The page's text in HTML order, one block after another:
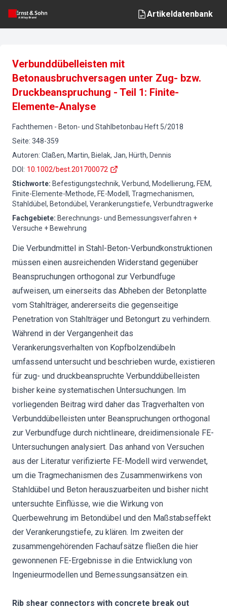
Artikeldatenbank
Verbunddübelleisten mit
Betonausbruchversagen unter Zug- bzw.
Druckbeanspruchung - Teil 1: Finite-
Elemente-Analyse
Fachthemen - Beton- und Stahlbetonbau Heft 5/2018
Seite: 348-359
Autoren: Claßen, Martin, Bielak, Jan, Hürth, Dennis
DOI : 10.1002/best.201700072
Stichworte: Befestigungstechnik, Verbund, Modellierung, FEM,
Finite-Elemente-Methode, FE-Modell, Tragmechanismen,
Stahldübel, Betondübel, Verankerungstiefe, Verbundtragwerke
Fachgebiete: Berechnungs- und Bemessungsverfahren +
Versuche + Bewehrung
Die Verbundmittel in Stahl-Beton-Verbundkonstruktionen
müssen einen ausreichenden Widerstand gegenüber
Beanspruchungen orthogonal zur Verbundfuge
aufweisen, um einerseits das Abheben der Betonplatte
vom Stahlträger, andererseits die gegenseitige
Penetration von Stahlträger und Betongurt zu verhindern.
Während in der Vergangenheit das
Verankerungsverhalten von Kopfbolzendübeln
umfassend untersucht und beschrieben wurde, existieren
für zug- und druckbeanspruchte Verbunddübelleisten
bisher keine systematischen Untersuchungen. Im
vorliegenden Beitrag wird daher das Tragverhalten von
Verbunddübelleisten unter Beanspruchungen orthogonal
zur Verbundfuge durch nichtlineare, dreidimensionale FE-
Untersuchungen analysiert. Das anhand von Versuchen
aus der Literatur verifizierte FE-Modell wird verwendet,
um die Tragmechanismen des Zusammenwirkens von
Stahldübel und Beton herauszuarbeiten und bisher nicht
untersuchte Einflüsse, wie die Wirkung von
Querbewehrung im Betondübel und den Maßstabseffekt
der Verankerungstiefe, zu klären. Im zweiten der
zusammengehörenden Fachaufsätze fließen die hier
gewonnenen FE-Ergebnisse in die Entwicklung von
Ingenieurmodellen und Bemessungsansätzen ein.
Rib shear connectors with concrete break out